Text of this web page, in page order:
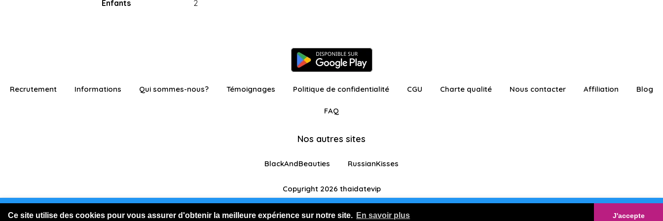
Ce site utilise des cookies pour vous assurer d'obtenir la meilleure expérience sur notre site. En savoir plus J'accepte
Vous êtes connecté en visiteur avec fonctionnalités restreintes Je m'inscris GRATUITEMENT
Enfants
2
Recrutement Informations Qui sommes-nous? Témoignages Politique de confidentialité CGU Charte qualité Nous contacter Affiliation Blog
FAQ
Nos autres sites
BlackAndBeauties RussianKisses
Copyright 2026 thaidatevip